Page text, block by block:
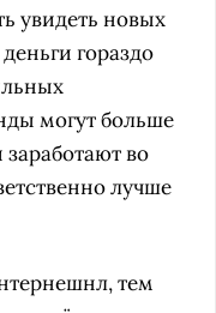
увидеть новых
гораздо
могут больше
заработают во
лучше
тем